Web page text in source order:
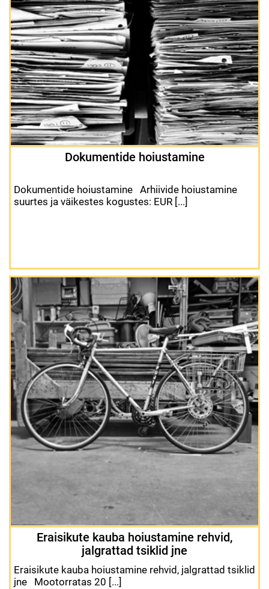
Dokumentide hoiustamine
Dokumentide hoiustamine Arhiivide hoiustamine
suurtes ja väikestes kogustes: EUR [...]
Eraisikute kauba hoiustamine rehvid,
jalgrattad tsiklid jne
Eraisikute kauba hoiustamine rehvid, jalgrattad tsiklid
jne Mootorratas 20 [...]